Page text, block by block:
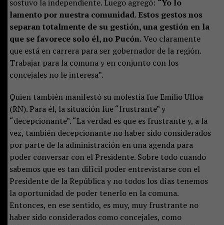
sostuvo la independiente. Luego agregó: “Yo lo
lamento por nuestra comunidad. Estos gestos nos
separan totalmente de su gestión, una gestión en la
que se favorece solo él, no Pucón.Veo claramente
que está en carrera para ser gobernador de la región.
Trabajar para la comuna y en conjunto con los
concejales no le interesa”.
Quien también manifestó su molestia fue Emilio Ulloa
(RN). Para él, la situación fue “frustrante” y
“decepcionante”. “La verdad es que es frustrante y, a la
vez, también decepcionante no haber sido considerados
por parte de la administración en una agenda para
poder conversar con el Presidente. Sobre todo cuando
sabemos que es tan difícil poder entrevistarse con el
Presidente de la República y no todos los días tenemos
la oportunidad de poder tenerlo en la comuna.
Entonces, en ese sentido, es muy, muy frustrante no
haber sido considerados como concejales, como